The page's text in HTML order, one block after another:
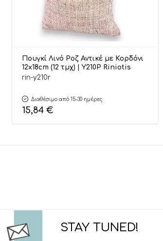
Πουγκί Λινό Ροζ Αντικέ με Κορδόνι
12x18cm (12 τμχ) | Υ210Ρ Riniotis
rin-y210r
Διαθέσιμο από 15-30 ημέρες
15,84 €
STAY TUNED!